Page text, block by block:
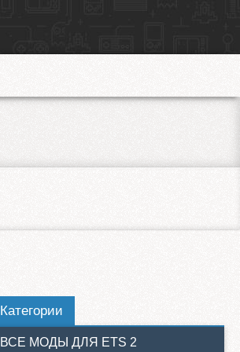
Категории
ВСЕ МОДЫ ДЛЯ ETS 2